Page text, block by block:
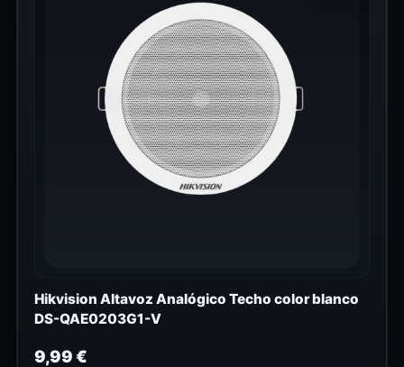
Hikvision Altavoz Analógico Techo color blanco
DS-QAE0203G1-V
9,99€